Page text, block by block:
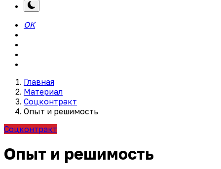
OK
Главная
Материал
Соцконтракт
Опыт и решимость
Соцконтракт
Опыт и решимость